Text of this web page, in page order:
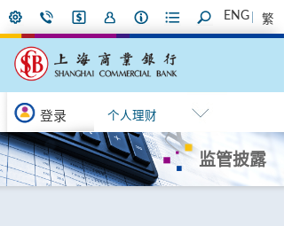
ENG 繁
登录 个人理财
监管披露